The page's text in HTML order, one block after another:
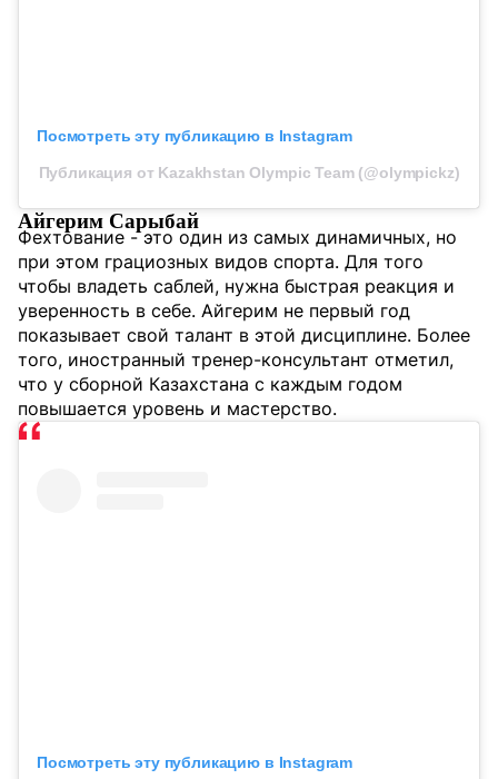
Посмотреть эту публикацию в Instagram
Публикация от Kazakhstan Olympic Team (@olympickz)
Айгерим Сарыбай
Фехтование - это один из самых динамичных, но
при этом грациозных видов спорта. Для того
чтобы владеть саблей, нужна быстрая реакция и
уверенность в себе. Айгерим не первый год
показывает свой талант в этой дисциплине. Более
того, иностранный тренер-консультант отметил,
что у сборной Казахстана с каждым годом
повышается уровень и мастерство.
Посмотреть эту публикацию в Instagram